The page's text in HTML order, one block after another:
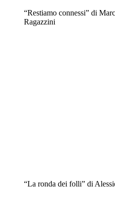
“Restiamo connessi” di
Ragazzini
“La ronda dei folli” di